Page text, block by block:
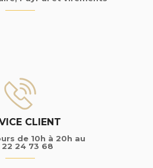
CLIENT
de 10h à 20h au
24 73 68